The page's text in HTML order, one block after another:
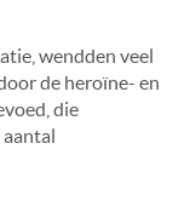
wendden veel
de heroïne- en
die